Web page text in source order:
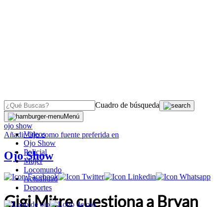
Cuadro de búsqueda
Menú
Videos
Ojo Show
Policial
Mujer
Locomundo
Actualidad
Deportes
OJO
ojo show
AñadirOjocomo fuente preferida en
Ojo Show
Gigi Mitre cuestiona a Bryan